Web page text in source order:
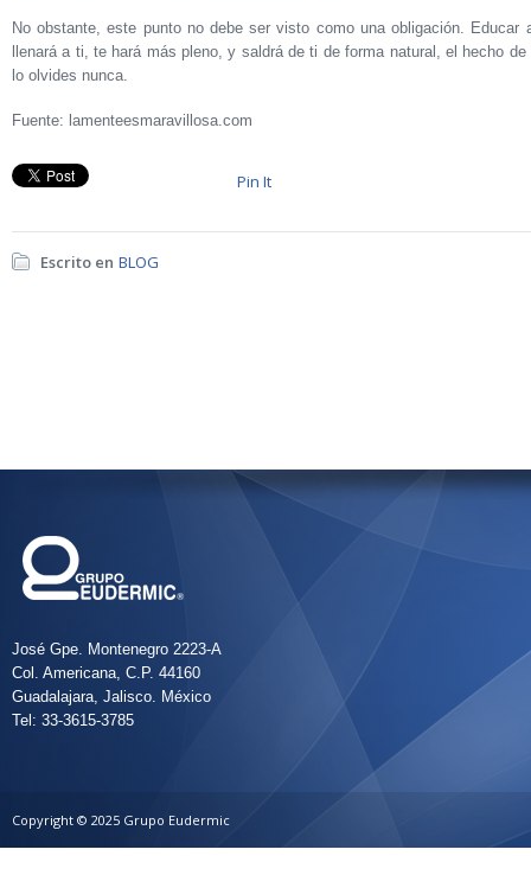
No obstante, este punto no debe ser visto como una obligación.
llenará a ti, te hará más pleno, y saldrá de ti de forma natural, el hecho
lo olvides nunca.
Fuente: lamenteesmaravillosa.com
Pin It
Escrito en BLOG
José Gpe. Montenegro 2223-A
Col. Americana, C.P. 44160
Guadalajara, Jalisco. México
Tel: 33-3615-3785
Copyright © 2025 Grupo Eudermic